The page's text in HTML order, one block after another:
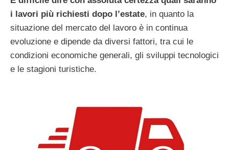
i lavori più richiesti dopo l’estate, in quanto la
situazione del mercato del lavoro è in continua
evoluzione e dipende da diversi fattori, tra cui le
condizioni economiche generali, gli sviluppi tecnologici
e le stagioni turistiche.